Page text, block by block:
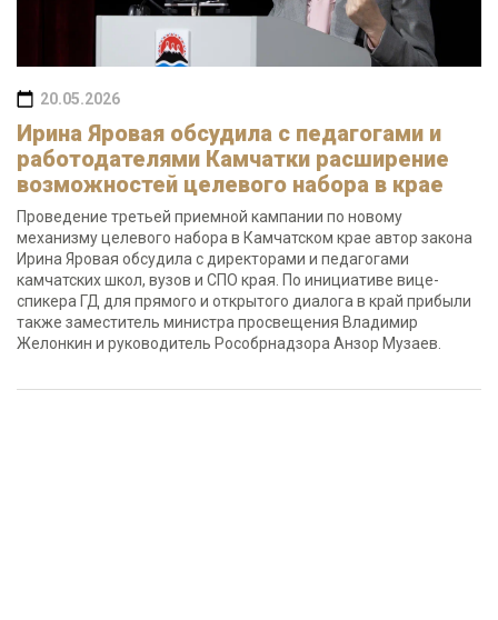
20.05.2026
Ирина Яровая обсудила с педагогами и
работодателями Камчатки расширение
возможностей целевого набора в крае
Проведение третьей приемной кампании по новому
механизму целевого набора в Камчатском крае автор закона
Ирина Яровая обсудила с директорами и педагогами
камчатских школ, вузов и СПО края. По инициативе вице-
спикера ГД для прямого и открытого диалога в край прибыли
также заместитель министра просвещения Владимир
Желонкин и руководитель Рособрнадзора Анзор Музаев.